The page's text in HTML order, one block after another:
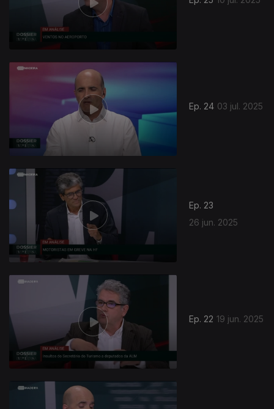
Ep. 24 03 jul. 2025
Ep. 23
26 jun. 2025
Ep. 22 19 jun. 2025